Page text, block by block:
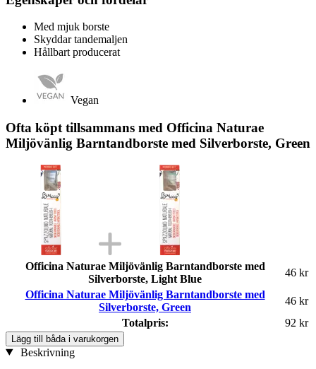
Med mjuk borste
Skyddar tandemaljen
Hållbart producerat
Vegan
Ofta köpt tillsammans med Officina Naturae
Miljövänlig Barntandborste med Silverborste, Green
Officina Naturae Miljövänlig Barntandborste med
Silverborste, Light Blue
46 kr
Officina Naturae Miljövänlig Barntandborste med
Silverborste, Green
46 kr
Totalpris:
92 kr
Lägg till båda i varukorgen
Beskrivning